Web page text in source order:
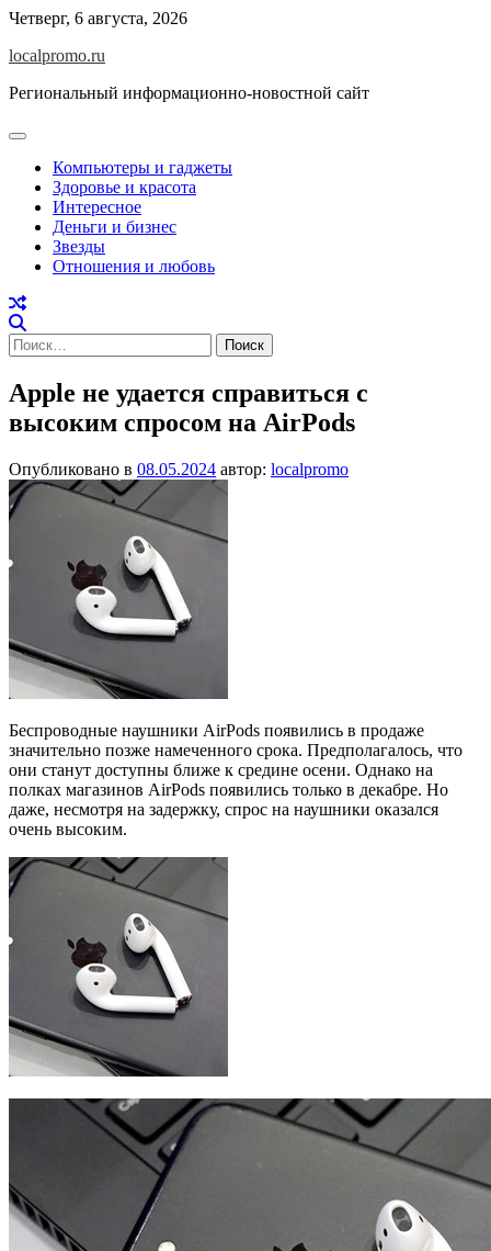
Перейти
содержимому
Четверг, 6 августа, 2026
localpromo.ru
Региональный информационно-новостной сайт
Компьютеры и гаджеты
Здоровье и красота
Интересное
Деньги и бизнес
Звезды
Отношения и любовь
Найти:
Apple не удается справиться с
высоким спросом на AirPods
Опубликовано в 08.05.2024 автор: localpromo
Беспроводные наушники AirPods появились в продаже
значительно позже намеченного срока. Предполагалось, что
они станут доступны ближе к средине осени. Однако на
полках магазинов AirPods появились только в декабре. Но
даже, несмотря на задержку, спрос на наушники оказался
очень высоким.